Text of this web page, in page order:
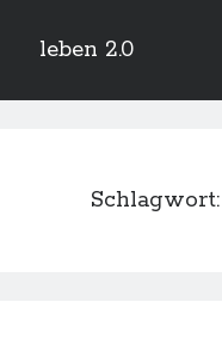
leben 2.0
Sidebar
Schlagwort: